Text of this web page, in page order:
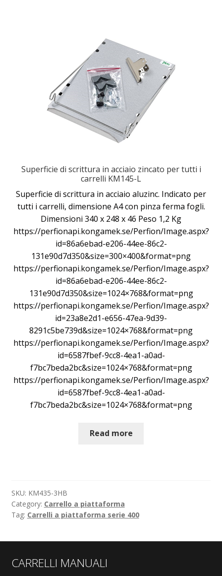
Superficie di scrittura in acciaio zincato per tutti i
carrelli KM145-L
Superficie di scrittura in acciaio aluzinc. Indicato per
tutti i carrelli, dimensione A4 con pinza ferma fogli.
Dimensioni 340 x 248 x 46 Peso 1,2 Kg
https://perfionapi.kongamek.se/Perfion/Image.aspx?
id=86a6ebad-e206-44ee-86c2-
131e90d7d350&size=300×400&format=png
https://perfionapi.kongamek.se/Perfion/Image.aspx?
id=86a6ebad-e206-44ee-86c2-
131e90d7d350&size=1024×768&format=png
https://perfionapi.kongamek.se/Perfion/Image.aspx?
id=23a8e2d1-e656-47ea-9d39-
8291c5be739d&size=1024×768&format=png
https://perfionapi.kongamek.se/Perfion/Image.aspx?
id=6587fbef-9cc8-4ea1-a0ad-
f7bc7beda2bc&size=1024×768&format=png
https://perfionapi.kongamek.se/Perfion/Image.aspx?
id=6587fbef-9cc8-4ea1-a0ad-
f7bc7beda2bc&size=1024×768&format=png
Read more
SKU: KM435-3HB
Category: Carrello a piattaforma
Tag: Carrelli a piattaforma serie 400
CARRELLI MANUALI